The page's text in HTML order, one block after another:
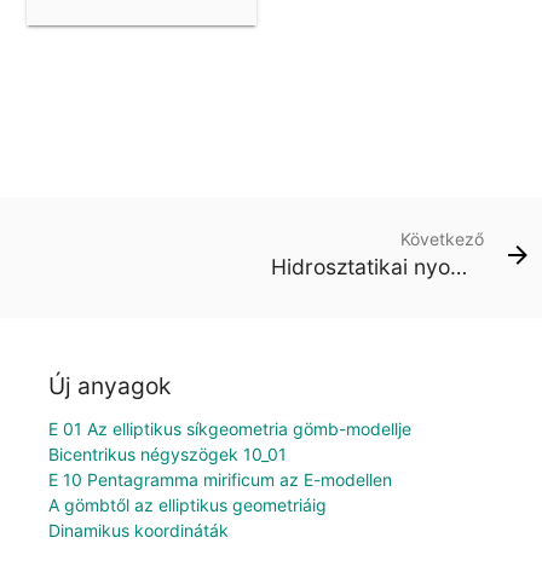
Következő
Hidrosztatikai nyomás
Új anyagok
E 01 Az elliptikus síkgeometria gömb-modellje
Bicentrikus négyszögek 10_01
E 10 Pentagramma mirificum az E-modellen
A gömbtől az elliptikus geometriáig
Dinamikus koordináták